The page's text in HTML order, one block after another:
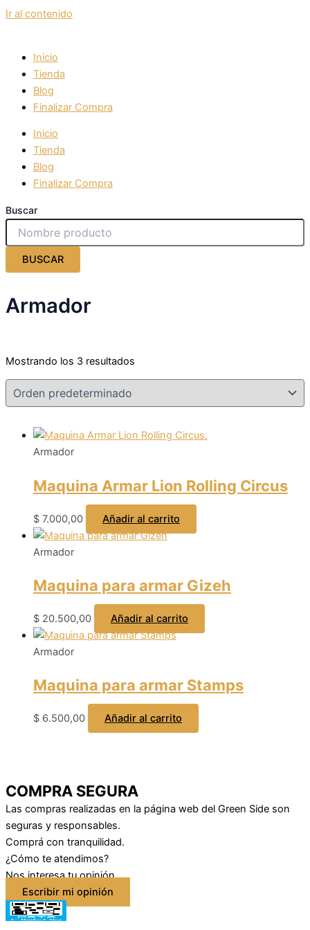
Ir al contenido
Inicio
Tienda
Blog
Finalizar Compra
Inicio
Tienda
Blog
Finalizar Compra
Buscar
BUSCAR
Armador
Mostrando los 3 resultados
Armador
Maquina Armar Lion Rolling Circus
$ 7.000,00 Añadir al carrito
Armador
Maquina para armar Gizeh
$ 20.500,00 Añadir al carrito
Armador
Maquina para armar Stamps
$ 6.500,00 Añadir al carrito
COMPRA SEGURA
Las compras realizadas en la página web del Green Side son
seguras y responsables.
Comprá con tranquilidad.
¿Cómo te atendimos?
Nos interesa tu opinión
Escribir mi opinión